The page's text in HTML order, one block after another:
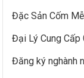
Đặc Sản Cốm
Đại Lý Cung Cấp
Đăng ký nghành